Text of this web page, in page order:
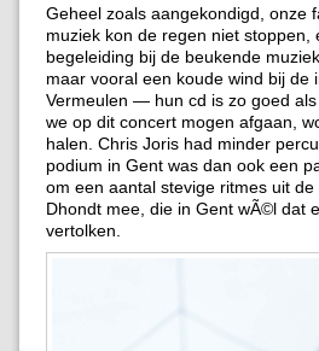
Geheel zoals aangekondigd, onze
muziek kon de regen niet
begeleiding bij de beukende
maar vooral een koude wind bij de
Vermeulen — hun cd is zo goed
we op dit concert mogen afgaan,
halen. Chris Joris had minder
podium in Gent was dan ook een
om een aantal stevige ritmes uit
Dhondt mee, die in Gent wÃ©l dat
vertolken.